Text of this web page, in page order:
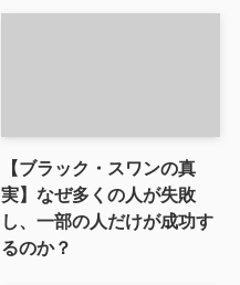
【ブラック・スワンの真
実】なぜ多くの人が失敗
し、一部の人だけが成功す
るのか？